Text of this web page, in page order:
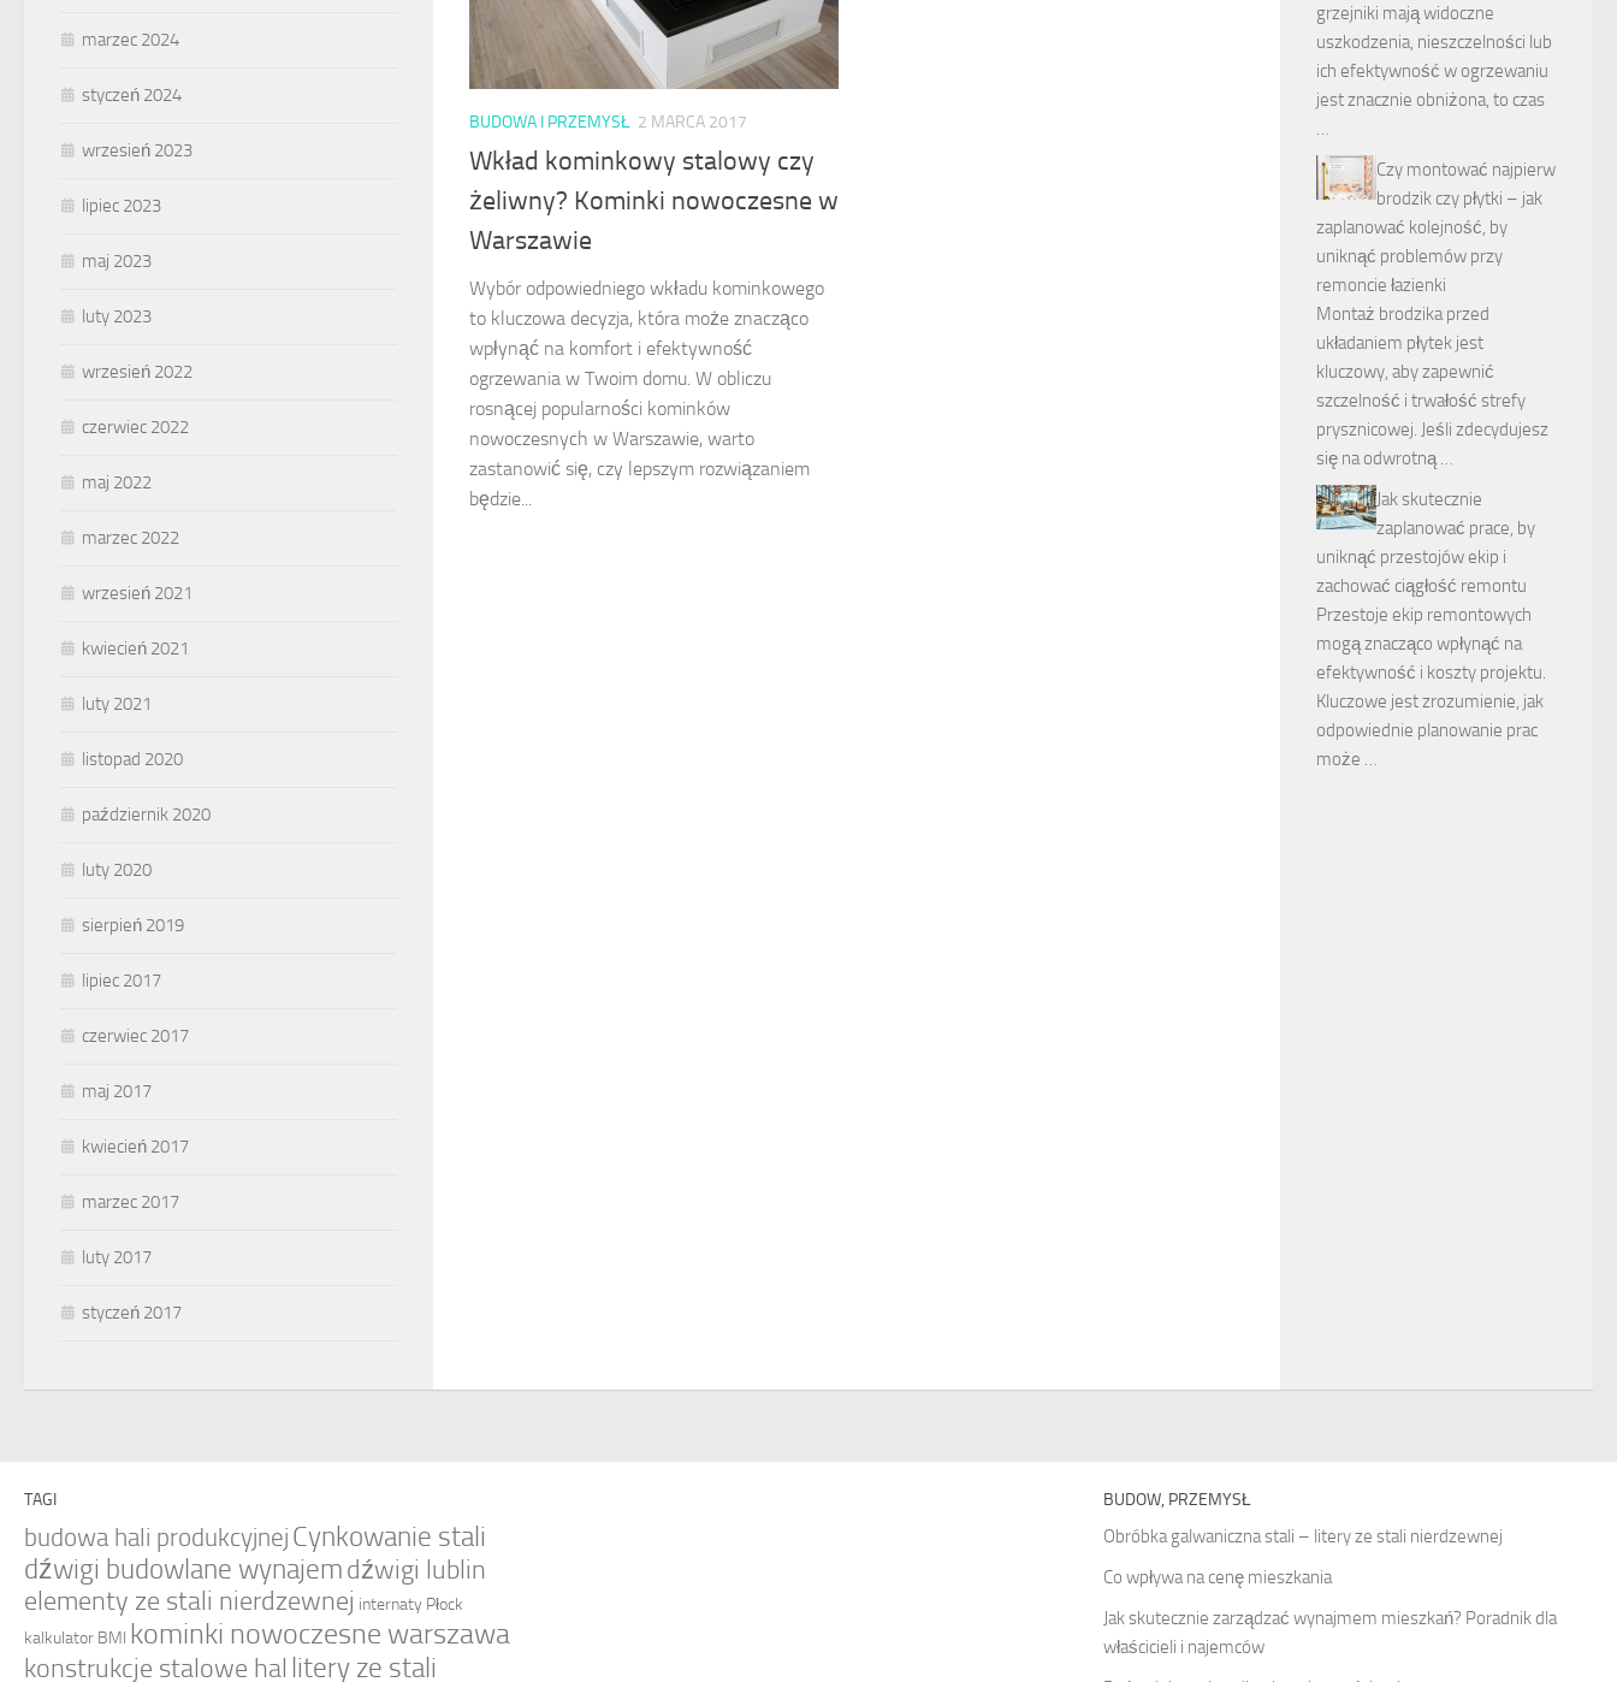
BUDOWA I PRZEMYSŁ 2 MARCA 2017
Wkład kominkowy stalowy czy
żeliwny? Kominki nowoczesne w
Warszawie
Wybór odpowiedniego wkładu kominkowego
to kluczowa decyzja, która może znacząco
wpłynąć na komfort i efektywność
ogrzewania w Twoim domu. W obliczu
rosnącej popularności kominków
nowoczesnych w Warszawie, warto
zastanowić się, czy lepszym rozwiązaniem
będzie...
marzec 2024
styczeń 2024
wrzesień 2023
lipiec 2023
maj 2023
luty 2023
wrzesień 2022
czerwiec 2022
maj 2022
marzec 2022
wrzesień 2021
kwiecień 2021
luty 2021
listopad 2020
październik 2020
luty 2020
sierpień 2019
lipiec 2017
czerwiec 2017
maj 2017
kwiecień 2017
marzec 2017
luty 2017
styczeń 2017
grzejniki mają widoczne
uszkodzenia, nieszczelności lub
ich efektywność w ogrzewaniu
jest znacznie obniżona, to czas
…
Czy montować najpierw
brodzik czy płytki – jak
zaplanować kolejność, by
uniknąć problemów przy
remoncie łazienki
Montaż brodzika przed
układaniem płytek jest
kluczowy, aby zapewnić
szczelność i trwałość strefy
prysznicowej. Jeśli zdecydujesz
się na odwrotną …
Jak skutecznie
zaplanować prace, by
uniknąć przestojów ekip i
zachować ciągłość remontu
Przestoje ekip remontowych
mogą znacząco wpłynąć na
efektywność i koszty projektu.
Kluczowe jest zrozumienie, jak
odpowiednie planowanie prac
może …
TAGI
budowa hali produkcyjnej Cynkowanie stali
dźwigi budowlane wynajemdźwigi lublin
elementy ze stali nierdzewnej internaty Płock
kalkulator BMI kominki nowoczesne warszawa
konstrukcje stalowe hal litery ze stali
BUDOW, PRZEMYSŁ
Obróbka galwaniczna stali – litery ze stali nierdzewnej
Co wpływa na cenę mieszkania
Jak skutecznie zarządzać wynajmem mieszkań? Poradnik dla
właścicieli i najemców